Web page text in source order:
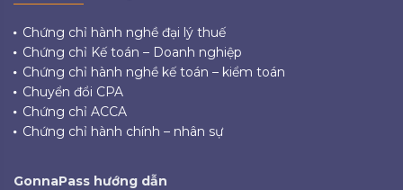
Chứng chỉ hành nghề đại lý thuế
Chứng chỉ Kế toán – Doanh nghiệp
Chứng chỉ hành nghề kế toán – kiểm toán
Chuyển đổi CPA
Chứng chỉ ACCA
Chứng chỉ hành chính – nhân sự
GonnaPass hướng dẫn